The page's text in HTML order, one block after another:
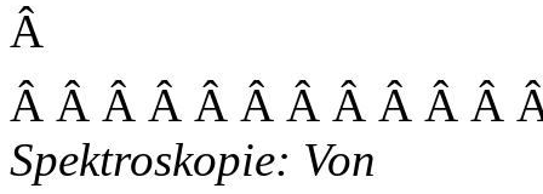
Â
Â Â Â Â Â Â Â Â Â Â Â
Spektroskopie: Von